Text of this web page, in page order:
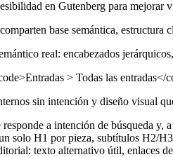
en Gutenberg para mejorar
base semántica,
real: encabezados
> Todas las
sin intención y diseño visual
a intención de búsqueda y,
solo H1 por pieza, subtítulos H2/
texto alternativo útil, enlaces